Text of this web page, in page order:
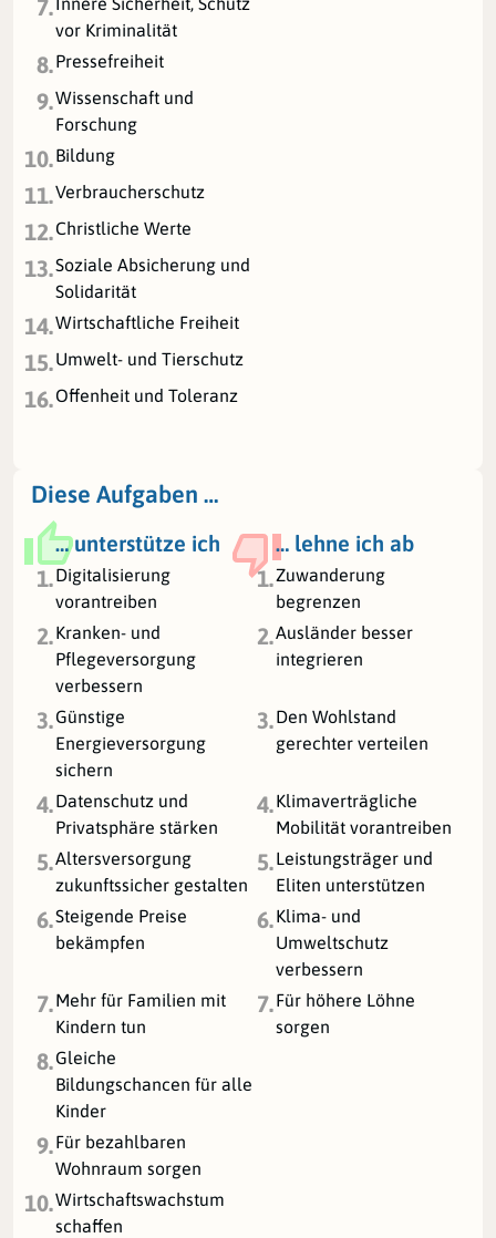
7.
vor Kriminalität
8.Pressefreiheit
9.Wissenschaft und
Forschung
10.Bildung
11.Verbraucherschutz
12.Christliche Werte
13.Soziale Absicherung und
Solidarität
14.Wirtschaftliche Freiheit
15.Umwelt- und Tierschutz
16.Offenheit und Toleranz
Diese Aufgaben …
… unterstütze ich
… lehne ich ab
1.Digitalisierung
vorantreiben
1.Zuwanderung
begrenzen
2.Kranken- und
Pflegeversorgung
verbessern
2.Ausländer besser
integrieren
3.Günstige
Energieversorgung
sichern
3.Den Wohlstand
gerechter verteilen
4.Datenschutz und
Privatsphäre stärken
4.Klimaverträgliche
Mobilität vorantreiben
5.Altersversorgung
zukunftssicher gestalten
5.Leistungsträger und
Eliten unterstützen
6.Steigende Preise
bekämpfen
6.Klima- und
Umweltschutz
verbessern
7.Mehr für Familien mit
Kindern tun
7.Für höhere Löhne
sorgen
8.Gleiche
Bildungschancen für alle
Kinder
9.Für bezahlbaren
Wohnraum sorgen
10.Wirtschaftswachstum
schaffen